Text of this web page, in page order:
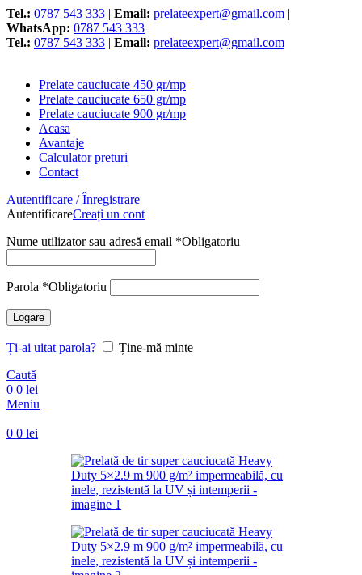
Tel.: 0787 543 333 | Email: prelateexpert@gmail.com |
WhatsApp: 0787 543 333
Tel.: 0787 543 333 | Email: prelateexpert@gmail.com
Prelate cauciucate 450 gr/mp
Prelate cauciucate 650 gr/mp
Prelate cauciucate 900 gr/mp
Acasa
Avantaje
Calculator preturi
Contact
Autentificare / Înregistrare
AutentificareCreați un cont
Nume utilizator sau adresă email *Obligatoriu
Parola *Obligatoriu
Logare
Ți-ai uitat parola?
Ține-mă minte
Caută
0 0 lei
Meniu
0 0 lei